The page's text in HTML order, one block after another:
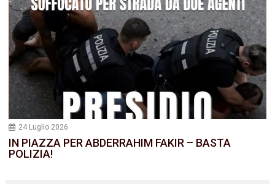
24 Luglio 2026
IN PIAZZA PER ABDERRAHIM FAKIR – BASTA
POLIZIA!